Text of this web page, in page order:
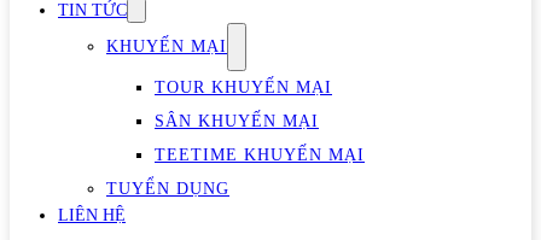
TIN TỨC
KHUYẾN MẠI
TOUR KHUYẾN MẠI
SÂN KHUYẾN MẠI
TEETIME KHUYẾN MẠI
TUYỂN DỤNG
LIÊN HỆ